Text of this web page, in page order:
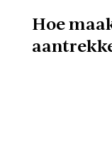
Hoe